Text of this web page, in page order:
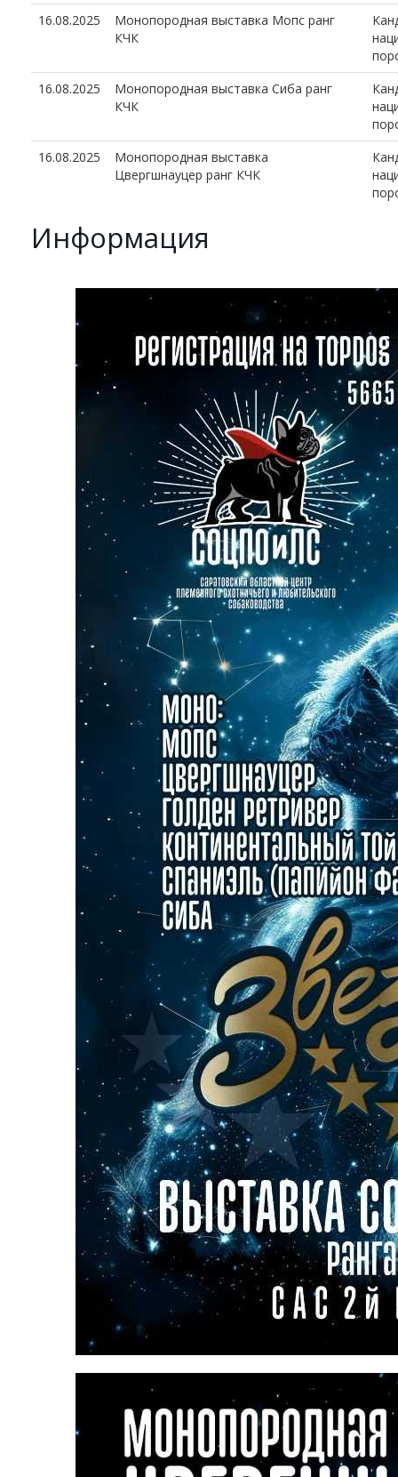
16.08.2025
Монопородная выставка Мопс ранг
КЧК
16.08.2025
Монопородная выставка Сиба ранг
КЧК
16.08.2025
Монопородная выставка
Цвергшнауцер ранг КЧК
Информация